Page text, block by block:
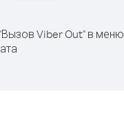
Viber Out" в меню